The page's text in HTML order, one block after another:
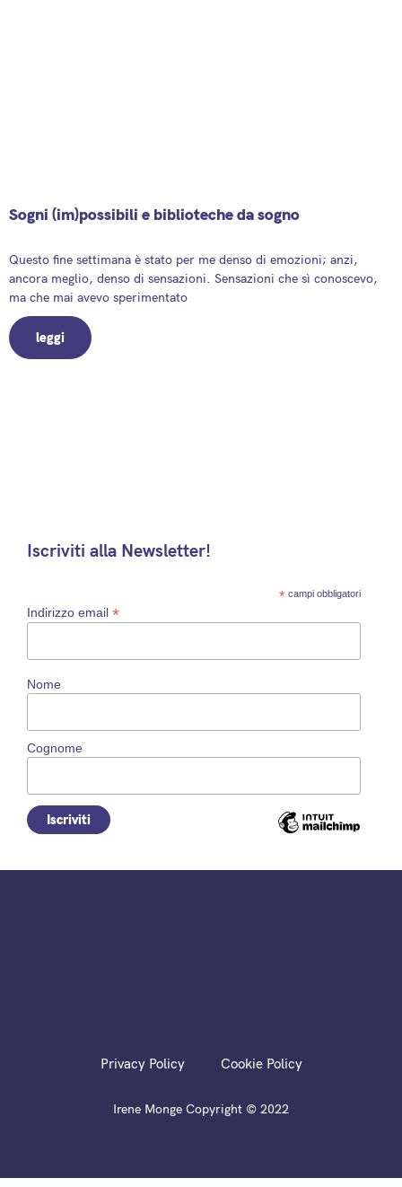
Sogni (im)possibili e biblioteche da sogno
Questo fine settimana è stato per me denso di emozioni; anzi,
ancora meglio, denso di sensazioni. Sensazioni che sì conoscevo,
ma che mai avevo sperimentato
leggi
Iscriviti alla Newsletter!
* campi obbligatori
Indirizzo email *
Nome
Cognome
Privacy Policy Cookie Policy
Irene Monge Copyright © 2022